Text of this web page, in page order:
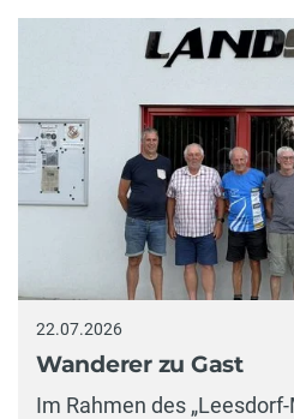
22.07.2026
Wanderer zu Gast
Im Rahmen des